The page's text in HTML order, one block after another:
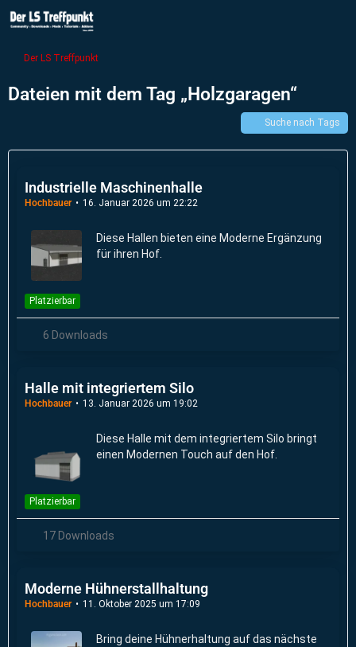
Der LS Treffpunkt
Dateien mit dem Tag „Holzgaragen“
Suche nach Tags
Industrielle Maschinenhalle
Hochbauer 16. Januar 2026 um 22:22
Diese Hallen bieten eine Moderne Ergänzung
für ihren Hof.
Platzierbar
6 Downloads
Halle mit integriertem Silo
Hochbauer 13. Januar 2026 um 19:02
Diese Halle mit dem integriertem Silo bringt
einen Modernen Touch auf den Hof.
Platzierbar
17 Downloads
Moderne Hühnerstallhaltung
Hochbauer 11. Oktober 2025 um 17:09
Bring deine Hühnerhaltung auf das nächste